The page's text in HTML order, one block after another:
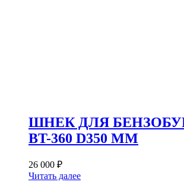
ШНЕК ДЛЯ
BT-360 D350 ММ
26 000 ₽
Читать далее